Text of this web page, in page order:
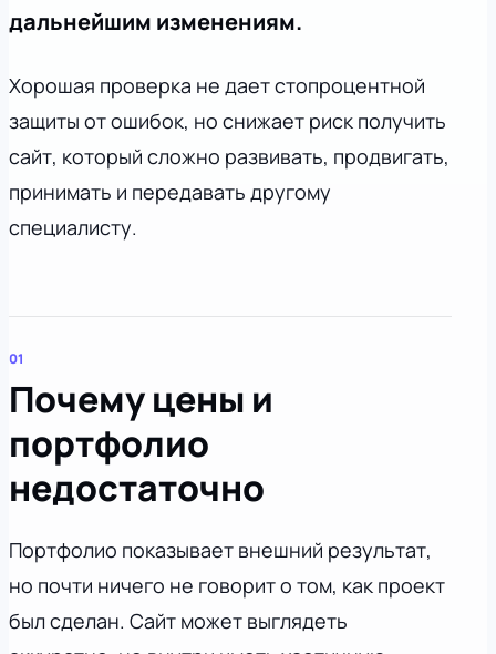
дальнейшим изменениям.
Хорошая проверка не дает стопроцентной
защиты от ошибок, но снижает риск получить
сайт, который сложно развивать, продвигать,
принимать и передавать другому
специалисту.
Почему цены и
портфолио
недостаточно
Портфолио показывает внешний результат,
но почти ничего не говорит о том, как проект
был сделан. Сайт может выглядеть